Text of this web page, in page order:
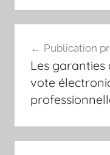
de
l’article
Publication
Les
vote